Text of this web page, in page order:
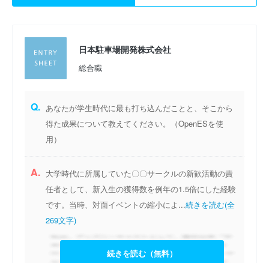
日本駐車場開発株式会社
総合職
Q. あなたが学生時代に最も打ち込んだことと、そこから
得た成果について教えてください。（OpenESを使
用）
A. 大学時代に所属していた〇〇サークルの新歓活動の責
任者として、新入生の獲得数を例年の1.5倍にした経験
です。当時、対面イベントの縮小によ...続きを読む(全
269文字)
続きを読む（無料）